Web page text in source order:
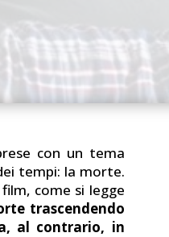
con un tema
tempi: la morte.
come si legge
trascendendo
al contrario, in